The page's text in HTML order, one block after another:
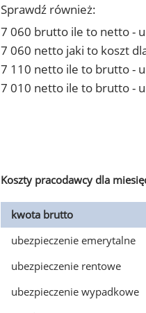
Sprawdź również:
7 060 brutto ile to netto -
7 060 netto jaki to koszt
7 110 netto ile to brutto -
7 010 netto ile to brutto -
Koszty pracodawcy dla
kwota brutto
ubezpieczenie emerytalne
ubezpieczenie rentowe
ubezpieczenie wypadkowe